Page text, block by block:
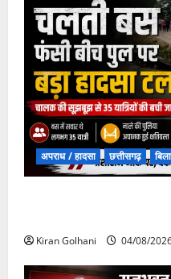
अपराध / हादसा छत्तीसगढ़
Kiran Golhani 04/08/